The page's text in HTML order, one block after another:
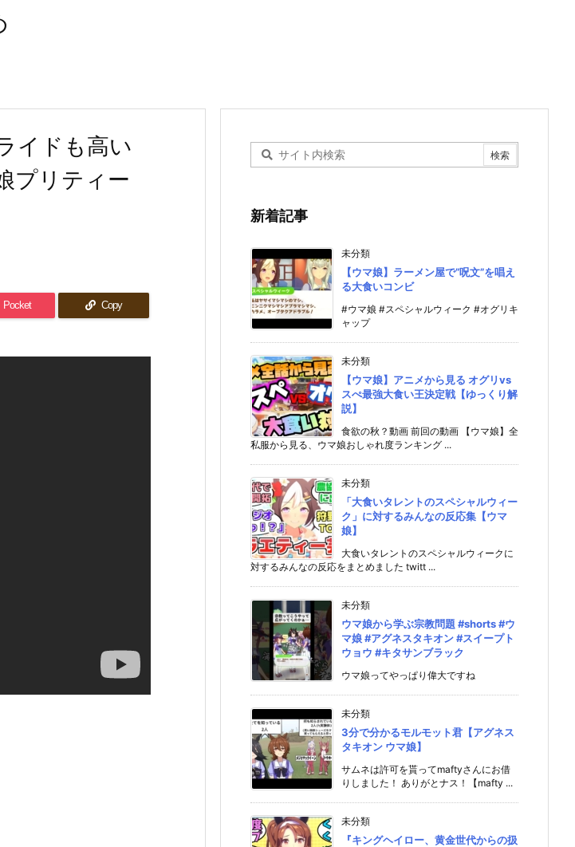
イドも高い
プリティー
Pocket Copy
新着記事
未分類
【ウマ娘】ラーメン屋で”呪文”を唱え
る大食いコンビ
#ウマ娘 #スペシャルウィーク #オグリキ
ャップ
未分類
【ウマ娘】アニメから見る オグリvs
スぺ最強大食い王決定戦【ゆっくり解
説】
食欲の秋？動画 前回の動画 【ウマ娘】全
私服から見る、ウマ娘おしゃれ度ランキング ...
未分類
「大食いタレントのスペシャルウィー
ク」に対するみんなの反応集【ウマ
娘】
大食いタレントのスペシャルウィークに
対するみんなの反応をまとめました twitt ...
未分類
ウマ娘から学ぶ宗教問題 #shorts #ウ
マ娘 #アグネスタキオン #スイープト
ウョウ #キタサンブラック
ウマ娘ってやっぱり偉大ですね
未分類
3分で分かるモルモット君【アグネス
タキオン ウマ娘】
サムネは許可を貰ってmaftyさんにお借
りしました！ ありがとナス！【mafty ...
未分類
『キングヘイロー、黄金世代からの扱